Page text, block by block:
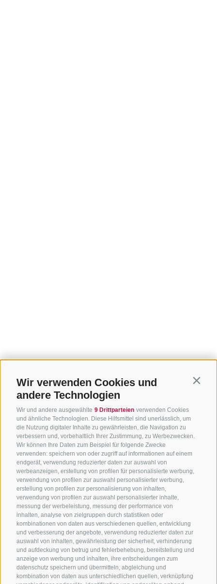
Wir verwenden Cookies und
andere Technologien
Wir und andere ausgewählte 9 Drittparteien verwenden Cookies
und ähnliche Technologien. Diese Hilfsmittel sind unerlässlich, um
die Nutzung digitaler Inhalte zu gewährleisten, die Navigation zu
verbessern und, vorbehaltlich Ihrer Zustimmung, zu Werbezwecken.
Wir können Ihre Daten zum Beispiel für folgende Zwecke
verwenden: speichern von oder zugriff auf informationen auf einem
endgerät, verwendung reduzierter daten zur auswahl von
werbeanzeigen, erstellung von profilen für personalisierte werbung,
verwendung von profilen zur auswahl personalisierter werbung,
erstellung von profilen zur personalisierung von inhalten,
verwendung von profilen zur auswahl personalisierter inhalte,
messung der werbeleistung, messung der performance von
inhalten, analyse von zielgruppen durch statistiken oder
kombinationen von daten aus verschiedenen quellen, entwicklung
und verbesserung der angebote, verwendung reduzierter daten zur
auswahl von inhalten, gewährleistung der sicherheit, verhinderung
und aufdeckung von betrug und fehlerbehebung, bereitstellung und
anzeige von werbung und inhalten, ihre entscheidungen zum
datenschutz speichern und übermitteln, abgleichung und
kombination von daten aus unterschiedlichen quellen, verknüpfung
KONTAKTIERE UNS
+39 0472 765325/+39 0472 760608/+39 0472
632372
info@sterzing-ratschings.it